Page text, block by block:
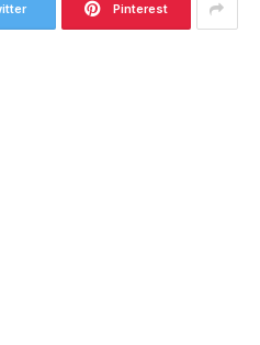
Pinterest